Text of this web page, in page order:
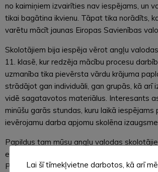
no kaimiņiem izvairīties nav iespējams, un
tikai bagātina ikvienu. Tāpat tika norādīts,
varētu mācīt jaunas Eiropas Savienības
Skolotājiem bija iespēja vērot angļu
11. klasē, kur redzēja mācību procesu
uzmanība tika pievērsta vārdu krājuma
strādājot gan individuāli, gan grupās, kā arī
vidē sagatavotos materiālus. Interesants
minūšu garās stundas, kuru laikā iespējams
ievērojamu darba apjomu skolēna
Papildus tam mūsu angļu valodas
ekskursija pa skolu, kas atstāja ļoti pozitīvu
Pārsteidza skolas skandināvu stila mājīgā
Lai šī tīmekļvietne darbotos, kā arī